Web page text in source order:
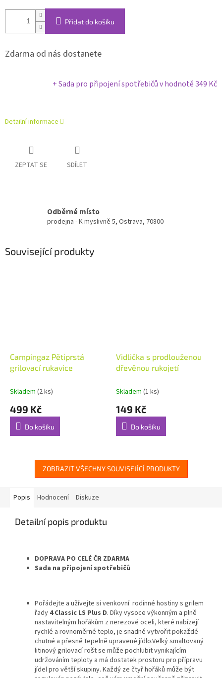
Přidat do košíku
Zdarma od nás dostanete
+ Sada pro připojení spotřebičův hodnotě 349 Kč
Detailní informace
ZEPTAT SE SDÍLET
Odběrné místo
prodejna - K myslivně 5, Ostrava, 70800
Související produkty
Campingaz Pětiprstá
grilovací rukavice
Skladem (2 ks)
499 Kč
Do košíku
Vidlička s prodlouženou
dřevěnou rukojetí
Skladem (1 ks)
149 Kč
Do košíku
ZOBRAZIT VŠECHNY SOUVISEJÍCÍ PRODUKTY
Popis Hodnocení Diskuze
Detailní popis produktu
DOPRAVA PO CELÉ ČR ZDARMA
Sada na připojení spotřebičů
Pořádejte a užívejte si venkovní rodinné hostiny s grilem
řady 4 Classic LS Plus D. Díky vysoce výkonným a plně
nastavitelným hořákům z nerezové oceli, které nabízejí
rychlé a rovnoměrné teplo, je snadné vytvořit pokaždé
chutné a přesně tepelně upravené jídlo.Velký smaltovaný
litinový grilovací rošt se může pochlubit vynikajícím
udržováním teploty a má dostatek prostoru pro přípravu
jídel pro větší skupiny. Každý ze čtyř hořáků může být